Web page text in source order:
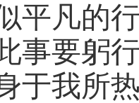
平凡的
事要躬
于我所